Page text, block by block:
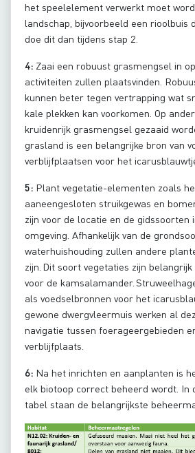
het speelelement verwerkt moet
landschap, bijvoorbeeld een rioolbuis
doe dit dan tijdens stap 2.
4: Zaai een robuust grasmengsel in
activiteiten zullen plaatsvinden.
kunnen beter tegen vertrapping wat
kale plekken kan voorkomen. Op
kruidenrijk grasmengsel gezaaid
grasland is een belangrijke bron van
verblijfplaatsen voor het
5: Plant vegetatie-elementen zoals
aaneengesloten struikgewas en
zijn voor de locatie en de gidssoorten
omgeving. Afhankelijk van de
waterhuishouding zullen andere
zijn. Dit soort vegetaties zijn
voor de kamsalamander.
als voedselbronnen voor het
gewone dwergvleermuis werken al
navigatie tussen foerageergebieden
verblijfplaats.
6: Na het inrichten en aanplanten is
elk biotoop correct beheerd wordt. In
tabel staan de belangrijkste